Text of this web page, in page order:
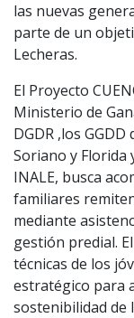
las nuevas
parte de un
Lecheras.
El Proyecto
Ministerio de
DGDR ,los
Soriano y
INALE, busca
familiares
mediante
gestión predial.
técnicas de los
estratégico para
sostenibilidad de